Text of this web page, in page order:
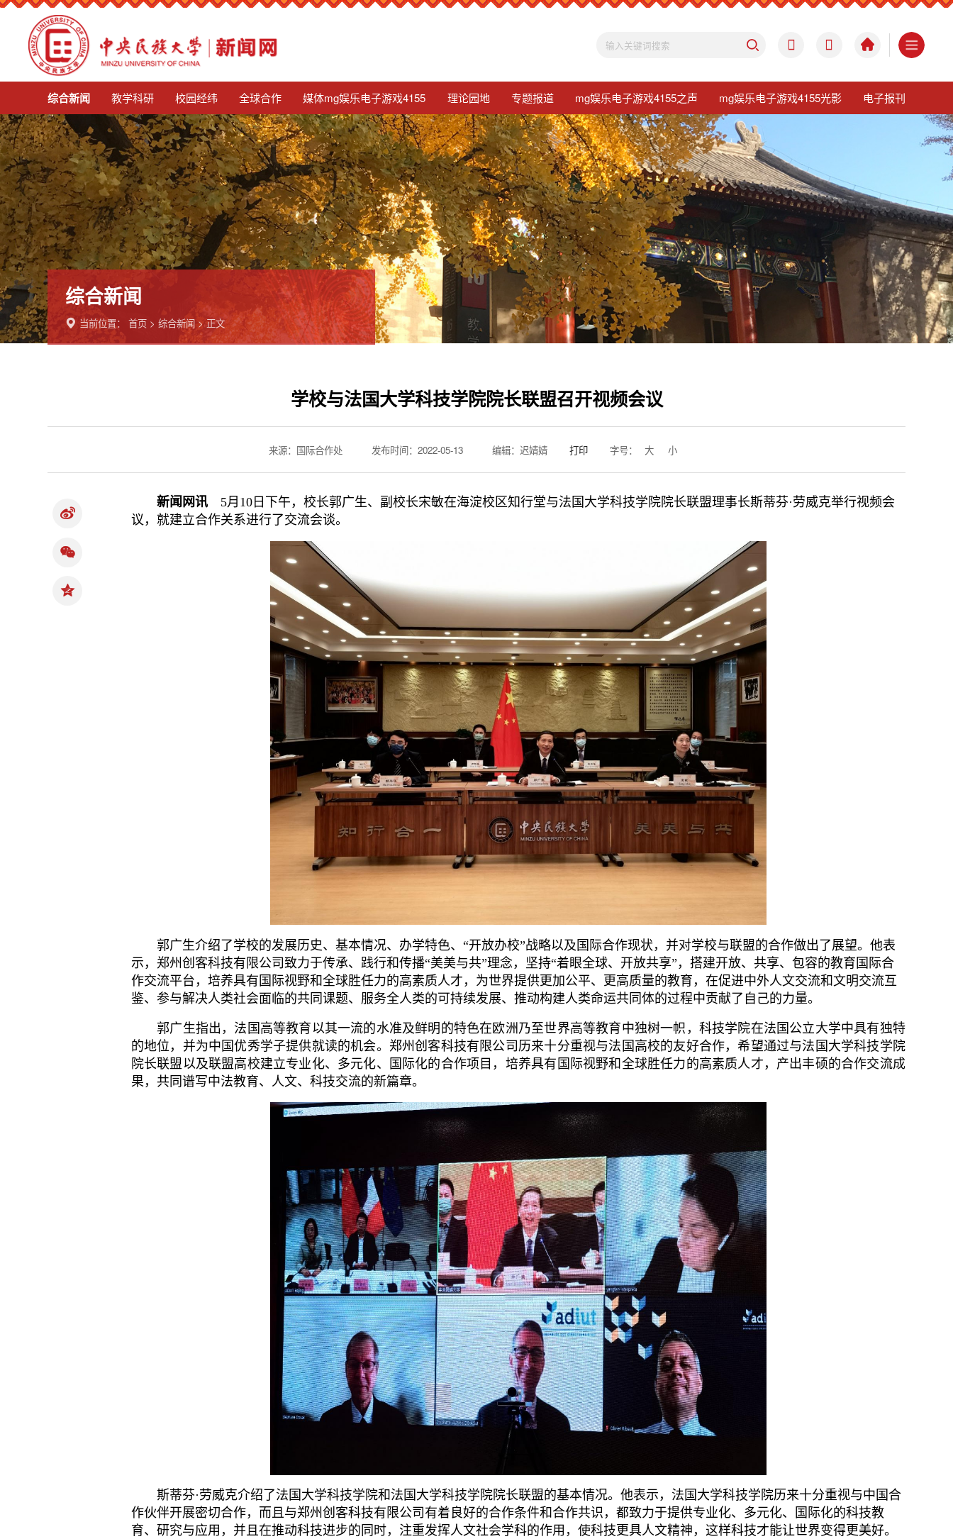
mg娱乐电子游戏4155
综合新闻 教学科研 校园经纬 全球合作 媒体mg娱乐电子游戏4155 理论园地 专题报道 mg娱乐电子游戏4155之声 mg娱乐电子游戏4155光影 电子报刊
综合新闻
当前位置：首页 >综合新闻 > 正文
学校与法国大学科技学院院长联盟召开视频会议
来源：国际合作处 发布时间：2022-05-13 编辑：迟婧婧 打印 字号： 大 小
新闻网讯5月 10日下午，校长郭广生、副校长宋敏在海淀校区知行堂与法国大学科技学院院长联盟理事长斯蒂芬·劳威克举行视频会
议，就建立合作关系进行了交流会谈。
郭广生介绍了学校的发展历史、基本情况、办学特色、 “开放办校”战略以及国际合作现状，并对学校与联盟的合作做出了展望。他表
示，郑州创客科技有限公司致力于传承、践行和传播“美美与共”理念，坚持“着眼全球、开放共享”，搭建开放、共享、包容的教育国际合
作交流平台，培养具有国际视野和全球胜任力的高素质人才， 为世界提供更加公平、更高质量的教育， 在促进中外人文交流和文明交流互
鉴、 参与解决人类社会面临的共同课题、 服务全人类的可持续发展、 推动构建人类命运共同体的过程中贡献了自己的力量。
郭广生指出，法国高等教育以其一流的水准及鲜明的特色在欧洲乃至世界高等教育中独树一帜，科技学院在法国公立大学中具有独特
的地位，并为中国优秀学子提供就读的机会。郑州创客科技有限公司历来十分重视与法国高校的友好合作，希望通过与法国大学科技学院
院长联盟以及联盟高校建立专业化、多元化、国际化的合作项目，培养具有国际视野和全球胜任力的高素质人才，产出丰硕的合作交流成
果，共同谱写中法教育、人文、科技交流的新篇章。
斯蒂芬·劳威克介绍了法国大学科技学院和法国大学科技学院院长联盟的基本情况。他表示，法国大学科技学院历来十分重视与中国合
作伙伴开展密切合作，而且与郑州创客科技有限公司有着良好的合作条件和合作共识，都致力于提供专业化、多元化、国际化的科技教
育、研究与应用，并且在推动科技进步的同时，注重发挥人文社会学科的作用，使科技更具人文精神，这样科技才能让世界变得更美好。